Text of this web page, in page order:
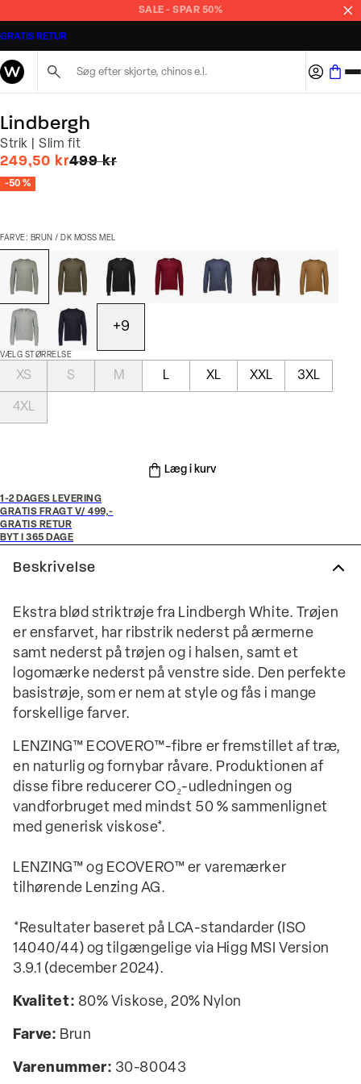
SALE - SPAR 50%
GRATIS RETUR
Lindbergh
Strik | Slim fit
249,50 krI alt (uden rabat)
499 kr
-50 %
FARVE: BRUN / DK MOSS MEL
+9
VÆLG STØRRELSE
XS S M L XL XXL 3XL
4XL
Læg i kurv
1-2 DAGES LEVERING
GRATIS FRAGT V/ 499,-
GRATIS RETUR
BYT I 365 DAGE
Beskrivelse
Ekstra blød striktrøje fra Lindbergh White. Trøjen
er ensfarvet, har ribstrik nederst på ærmerne
samt nederst på trøjen og i halsen, samt et
logomærke nederst på venstre side. Den perfekte
basistrøje, som er nem at style og fås i mange
forskellige farver.
LENZING™ ECOVERO™-fibre er fremstillet af træ,
en naturlig og fornybar råvare. Produktionen af
disse fibre reducerer CO₂-udledningen og
vandforbruget med mindst 50 % sammenlignet
med generisk viskose*.
LENZING™ og ECOVERO™ er varemærker
tilhørende Lenzing AG.
*Resultater baseret på LCA-standarder (ISO
14040/44) og tilgængelige via Higg MSI Version
3.9.1 (december 2024).
Kvalitet: 80% Viskose, 20% Nylon
Farve: Brun
Varenummer: 30-80043